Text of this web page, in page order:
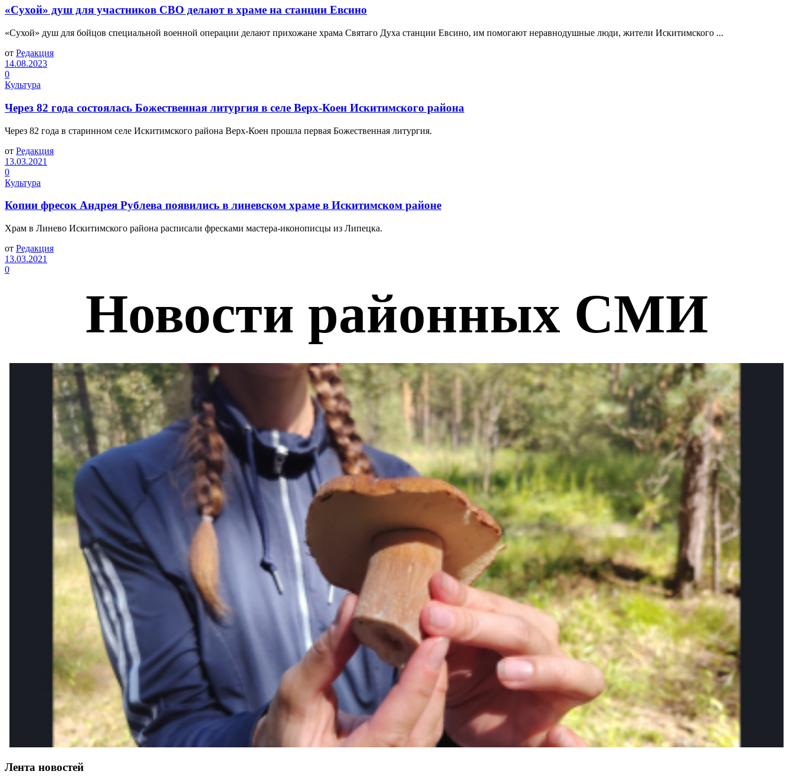
«Сухой» душ для участников СВО делают в храме на станции Евсино
«Сухой» душ для бойцов специальной военной операции делают прихожане храма Святаго Духа станции Евсино, им помогают неравнодушные люди, жители Искитимского ...
от Редакция
14.08.2023
0
Культура
Через 82 года состоялась Божественная литургия в селе Верх-Коен Искитимского района
Через 82 года в старинном селе Искитимского района Верх-Коен прошла первая Божественная литургия.
от Редакция
13.03.2021
0
Культура
Копии фресок Андрея Рублева появились в линевском храме в Искитимском районе
Храм в Линево Искитимского района расписали фресками мастера-иконописцы из Липецка.
от Редакция
13.03.2021
0
Лента новостей